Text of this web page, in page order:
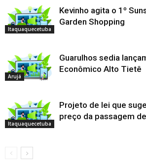
Itaquaquecetuba
Kevinho agita o 1º
Garden Shopping
Arujá
Guarulhos sedia
Econômico Alto Tietê
Itaquaquecetuba
Projeto de lei que
preço da passagem